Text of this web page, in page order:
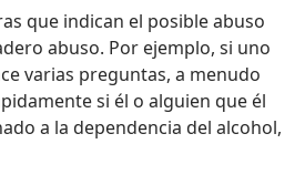
que indican el posible abuso
abuso. Por ejemplo, si uno
varias preguntas, a menudo
si él o alguien que él
a la dependencia del alcohol,